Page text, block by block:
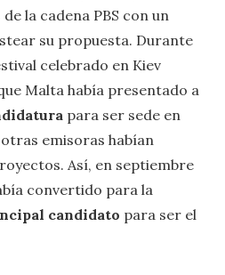
la cadena PBS con un
su propuesta. Durante
celebrado en Kiev
Malta había presentado a
para ser sede en
emisoras habían
Así, en septiembre
convertido para la
candidato para ser el